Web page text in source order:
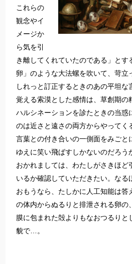
これらの
観念やイ
メージか
ら気を引
き離してくれていたのである」とす
卵」のような大法螺を吹いて、苛立
しれっと訂正するときのあの平坦
覚える索漠とした感情は、草創期の
ハルシネーションを診たときの当惑
のは近さと遠さの両方からやってく
言葉との付き合いの一側面をみごと
ゆえに笑い飛ばすしかないのだろう
おかれましては、わたしがさきほど
いるか確認していただきたい。なる
おもうなら、たしかに人工知能は答
の体内からぬるりと排泄される卵の
膜に包まれた殻よりもなおつるりと
貌で…。